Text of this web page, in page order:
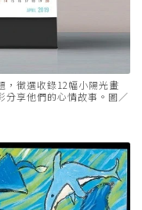
，徵選收錄12幅小陽光畫
分享他們的心情故事。圖／